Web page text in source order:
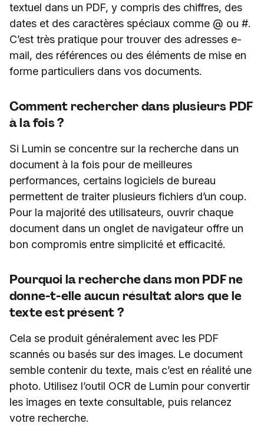
textuel dans un PDF, y compris des chiffres, des
dates et des caractères spéciaux comme @ ou #.
C’est très pratique pour trouver des adresses e-
mail, des références ou des éléments de mise en
forme particuliers dans vos documents.
Comment rechercher dans plusieurs PDF
à la fois ?
Si Lumin se concentre sur la recherche dans un
document à la fois pour de meilleures
performances, certains logiciels de bureau
permettent de traiter plusieurs fichiers d’un coup.
Pour la majorité des utilisateurs, ouvrir chaque
document dans un onglet de navigateur offre un
bon compromis entre simplicité et efficacité.
Pourquoi la recherche dans mon PDF ne
donne-t-elle aucun résultat alors que le
texte est présent ?
Cela se produit généralement avec les PDF
scannés ou basés sur des images. Le document
semble contenir du texte, mais c’est en réalité une
photo. Utilisez l’outil OCR de Lumin pour convertir
les images en texte consultable, puis relancez
votre recherche.